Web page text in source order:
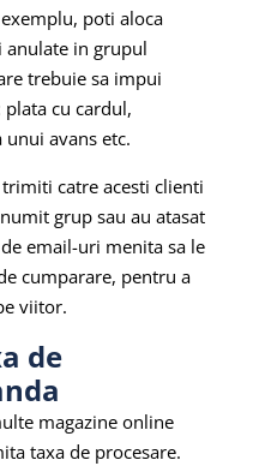
poti aloca
in grupul
trebuie sa impui
cu cardul,
avans etc.
catre acesti clienti
grup sau au atasat
email-uri menita sa le
cumparare, pentru a
viitor.
de
magazine online
taxa de procesare.